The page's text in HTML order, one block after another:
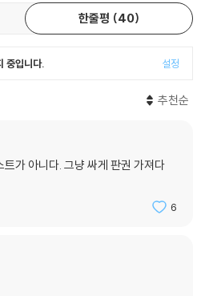
한줄평 40
중입니다. 설정
추천순
가 아니다. 그냥 싸게 판권 가져다
6